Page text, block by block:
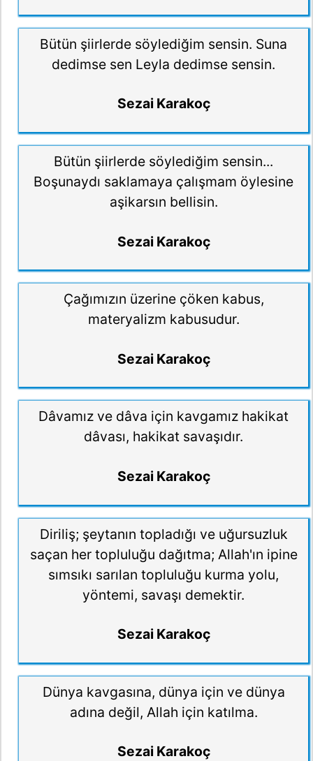
Bütün şiirlerde söylediğim sensin. Suna
dedimse sen Leyla dedimse sensin.
Sezai Karakoç
Bütün şiirlerde söylediğim sensin...
Boşunaydı saklamaya çalışmam öylesine
aşikarsın bellisin.
Sezai Karakoç
Çağımızın üzerine çöken kabus,
materyalizm kabusudur.
Sezai Karakoç
Dâvamız ve dâva için kavgamız hakikat
dâvası, hakikat savaşıdır.
Sezai Karakoç
Diriliş; şeytanın topladığı ve uğursuzluk
saçan her topluluğu dağıtma; Allah'ın ipine
sımsıkı sarılan topluluğu kurma yolu,
yöntemi, savaşı demektir.
Sezai Karakoç
Dünya kavgasına, dünya için ve dünya
adına değil, Allah için katılma.
Sezai Karakoç